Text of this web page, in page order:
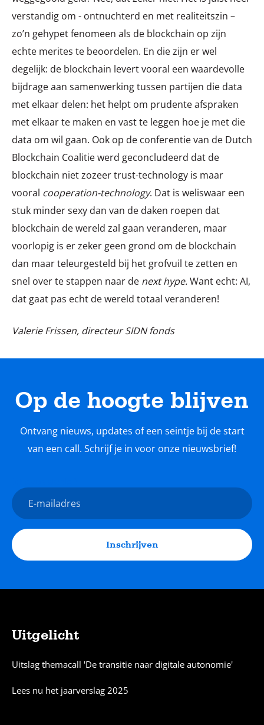
verstandig om - ontnuchterd en met realiteitszin –
zo’n gehypet fenomeen als de blockchain op zijn
echte merites te beoordelen. En die zijn er wel
degelijk: de blockchain levert vooral een waardevolle
bijdrage aan samenwerking tussen partijen die data
met elkaar delen: het helpt om prudente afspraken
met elkaar te maken en vast te leggen hoe je met die
data om wil gaan. Ook op de conferentie van de Dutch
Blockchain Coalitie werd geconcludeerd dat de
blockchain niet zozeer trust-technology is maar
vooral cooperation-technology. Dat is weliswaar een
stuk minder sexy dan van de daken roepen dat
blockchain de wereld zal gaan veranderen, maar
voorlopig is er zeker geen grond om de blockchain
dan maar teleurgesteld bij het grofvuil te zetten en
snel over te stappen naar de next hype.Want echt: AI,
dat gaat pas echt de wereld totaal veranderen!
Valerie Frissen, directeur SIDN fonds
Op de hoogte blijven
Ontvang nieuws, updates of een seintje bij de start
van een call. Schrijf je in voor onze nieuwsbrief!
E-
mailadres
Inschrijven
Uitgelicht
Uitslag themacall 'De transitie naar digitale autonomie'
Lees nu het jaarverslag 2025